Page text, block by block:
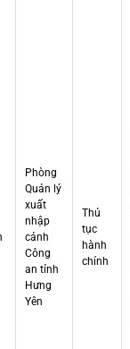
Phòng
Quản lý
xuất
nhập
cảnh
Công
an tỉnh
Hưng
Yên
Thủ
tục
hành
chính